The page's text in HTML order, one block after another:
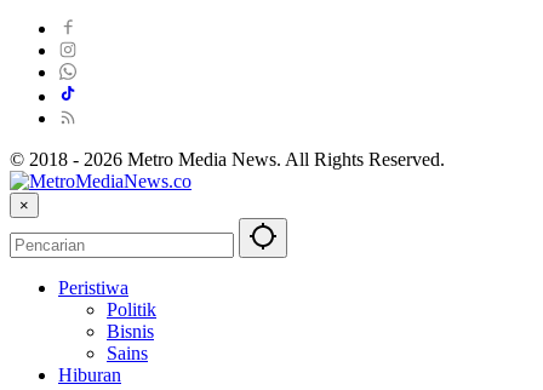
© 2018 - 2026 Metro Media News. All Rights Reserved.
×
Peristiwa
Politik
Bisnis
Sains
Hiburan